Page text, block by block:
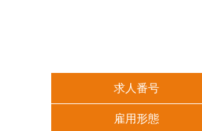
求人番号
雇用形態